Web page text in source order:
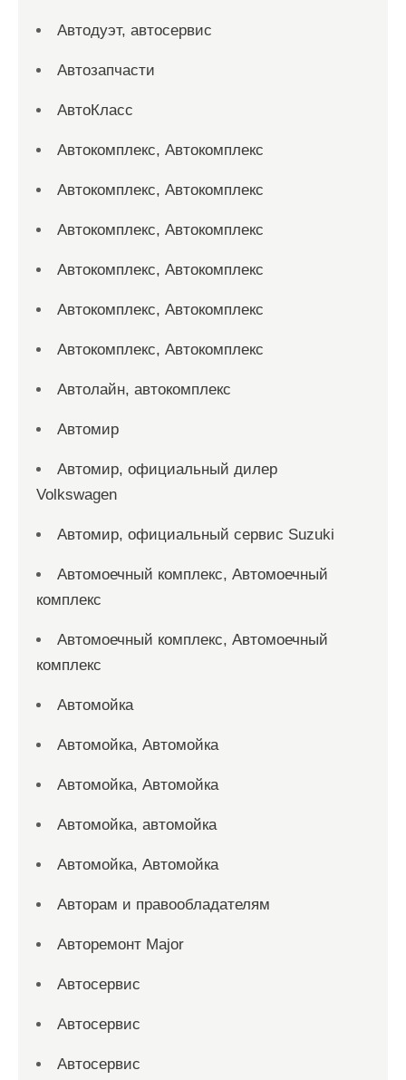
Автодуэт, автосервис
Автозапчасти
АвтоКласс
Автокомплекс, Автокомплекс
Автокомплекс, Автокомплекс
Автокомплекс, Автокомплекс
Автокомплекс, Автокомплекс
Автокомплекс, Автокомплекс
Автокомплекс, Автокомплекс
Автолайн, автокомплекс
Автомир
Автомир, официальный дилер
Volkswagen
Автомир, официальный сервис Suzuki
Автомоечный комплекс, Автомоечный
комплекс
Автомоечный комплекс, Автомоечный
комплекс
Автомойка
Автомойка, Автомойка
Автомойка, Автомойка
Автомойка, автомойка
Автомойка, Автомойка
Авторам и правообладателям
Авторемонт Major
Автосервис
Автосервис
Автосервис